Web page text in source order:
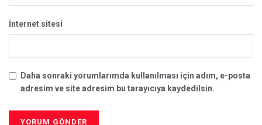
İnternet sitesi
Daha sonraki yorumlarımda kullanılması için adım, e-posta
adresim ve site adresim bu tarayıcıya kaydedilsin.